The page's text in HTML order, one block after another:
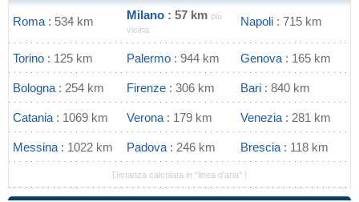
Roma : 534 km Milano : 57 km più
vicina
Napoli : 715 km
Torino : 125 km Palermo : 944 km Genova : 165 km
Bologna : 254 km Firenze : 306 km Bari : 840 km
Catania : 1069 km Verona : 179 km Venezia : 281 km
Messina : 1022 km Padova : 246 km Brescia : 118 km
Distanza calcolata in "linea d'aria" !